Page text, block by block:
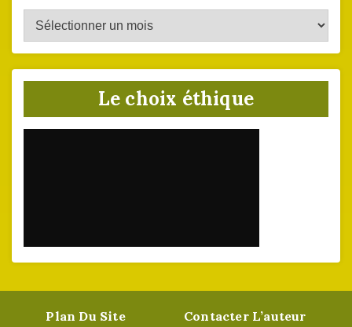
Archives
du
site
Le choix éthique
Plan Du Site Contacter L’auteur